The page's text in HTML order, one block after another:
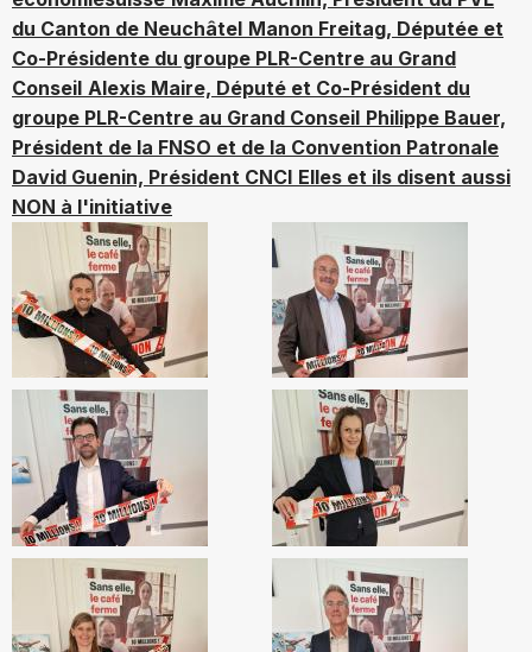
du Canton de Neuchâtel Manon Freitag, Députée et
Co-Présidente du groupe PLR-Centre au Grand
Conseil Alexis Maire, Député et Co-Président du
groupe PLR-Centre au Grand Conseil Philippe Bauer,
Président de la FNSO et de la Convention Patronale
David Guenin, Président CNCI Elles et ils disent aussi
NON à l'initiative